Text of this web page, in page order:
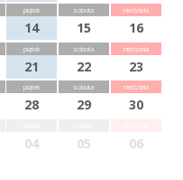
piątek
14
sobota
15
niedziela
16
piątek
21
sobota
22
niedziela
23
piątek
28
sobota
29
niedziela
30
04 05 06